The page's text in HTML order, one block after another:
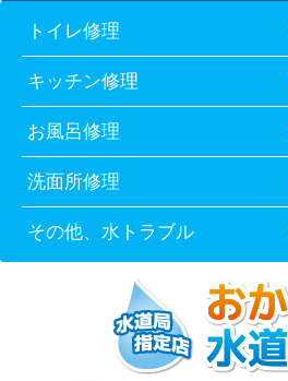
トイレ修理
キッチン修理
お風呂修理
洗面所修理
その他、水トラブル